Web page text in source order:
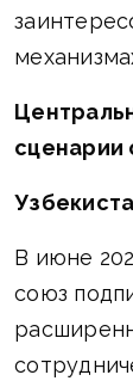
сценарии
В июне
союз